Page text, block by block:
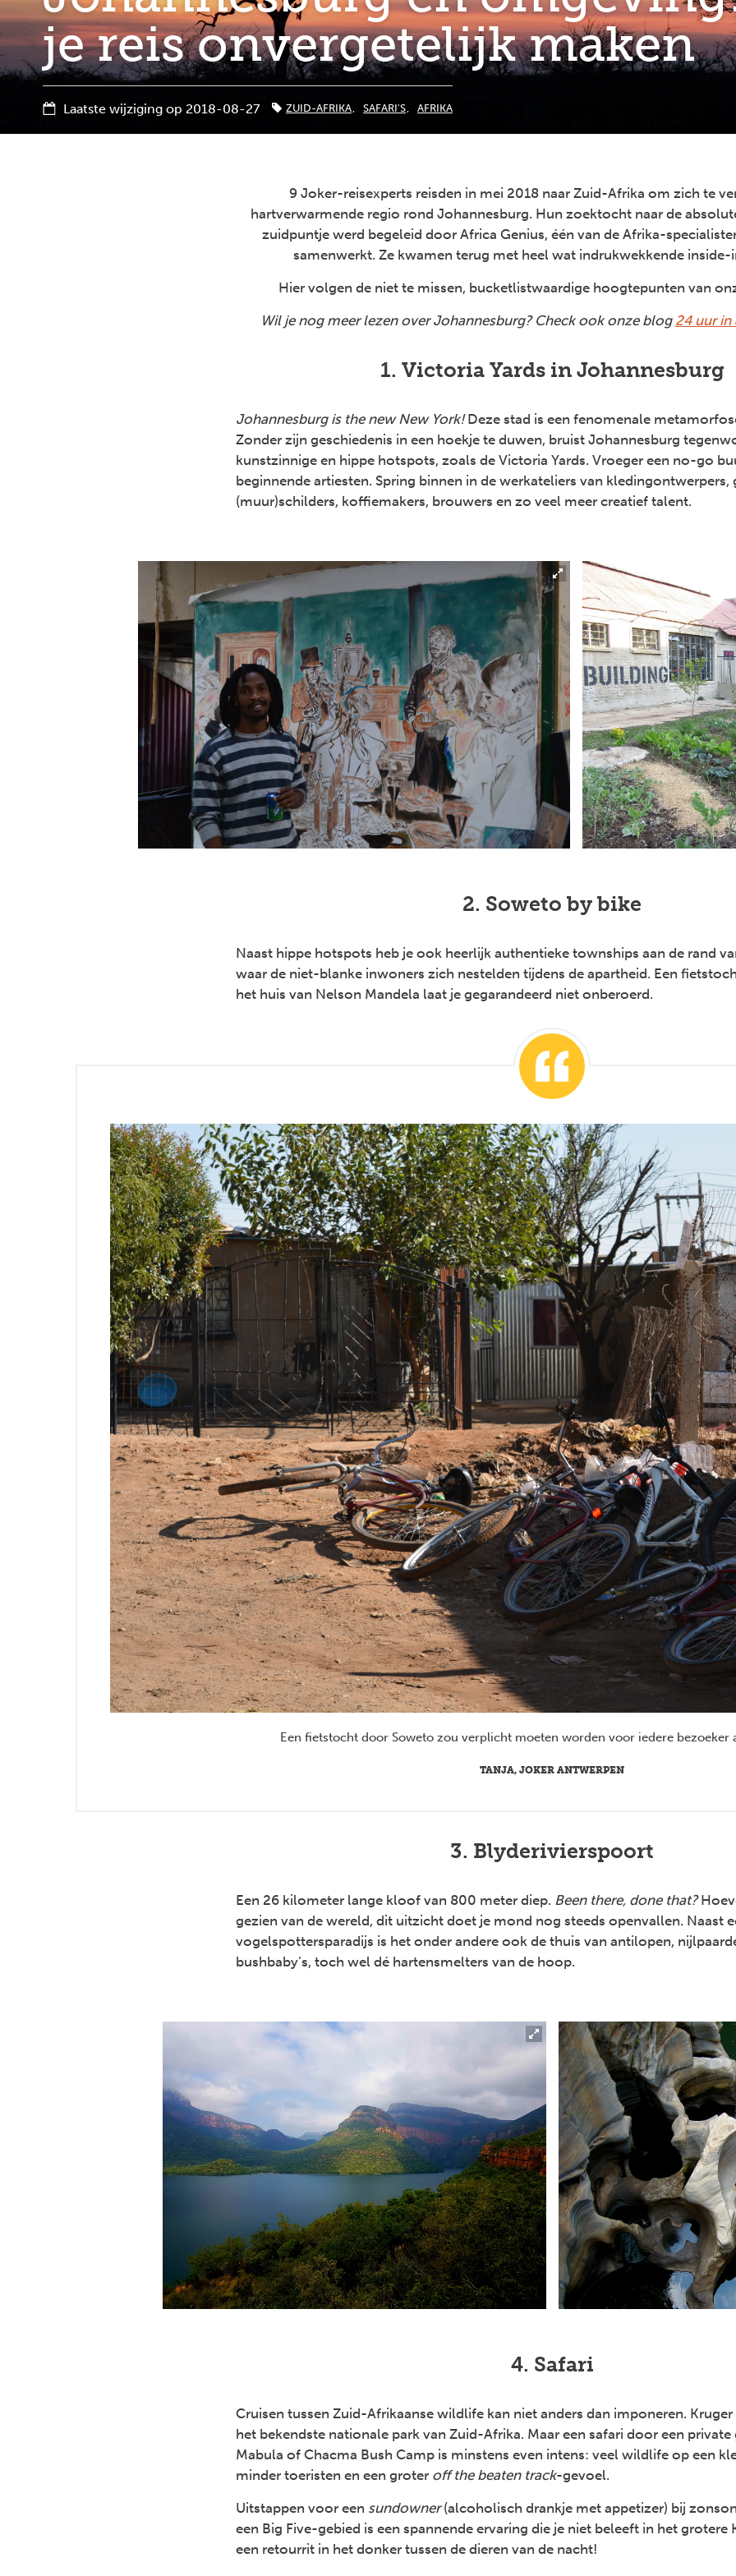
je reis onvergetelijk maken
Laatste wijziging op 2018-08-27 ZUID-AFRIKA SAFARI'S AFRIKA
9 Joker-reisexperts reisden in mei 2018 naar Zuid-Afrika om zich te
hartverwarmende regio rond Johannesburg. Hun zoektocht naar de
zuidpuntje werd begeleid door Africa Genius, één van de Afrika-
samenwerkt. Ze kwamen terug met heel wat indrukwekkende
Hier volgen de niet te missen, bucketlistwaardige hoogtepunten van
Wil je nog meer lezen over Johannesburg? Check ook onze blog 24 uur in
1. Victoria Yards in Johannesburg
Johannesburg is the new New York!Deze stad is een fenomenale
Zonder zijn geschiedenis in een hoekje te duwen, bruist Johannesburg
kunstzinnige en hippe hotspots, zoals de Victoria Yards. Vroeger een no-go
beginnende artiesten. Spring binnen in de werkateliers van kledingontwerpers,
(muur)schilders, koffiemakers, brouwers en zo veel meer creatief talent.
2. Soweto by bike
Naast hippe hotspots heb je ook heerlijk authentieke townships aan de rand
waar de niet-blanke inwoners zich nestelden tijdens de apartheid. Een
het huis van Nelson Mandela laat je gegarandeerd niet onberoerd.
TANJA, JOKER ANTWERPEN
Een fietstocht door Soweto zou verplicht moeten worden voor iedere bezoeker
3. Blyderivierspoort
Een 26 kilometer lange kloof van 800 meter diep. Been there, done that?
gezien van de wereld, dit uitzicht doet je mond nog steeds openvallen. Naast
vogelspottersparadijs is het onder andere ook de thuis van antilopen,
bushbaby’s, toch wel dé hartensmelters van de hoop.
4. Safari
Cruisen tussen Zuid-Afrikaanse wildlife kan niet anders dan imponeren.
het bekendste nationale park van Zuid-Afrika. Maar een safari door een private
Mabula of Chacma Bush Camp is minstens even intens: veel wildlife op een
minder toeristen en een groter off the beaten track-gevoel.
Uitstappen voor een sundowner(alcoholisch drankje met appetizer) bij
een Big Five-gebied is een spannende ervaring die je niet beleeft in het grotere
een retourrit in het donker tussen de dieren van de nacht!